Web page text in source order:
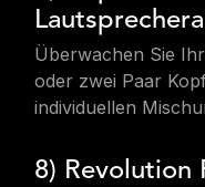
Überwachen Sie
oder zwei Paar
individuellen
8) Revolution